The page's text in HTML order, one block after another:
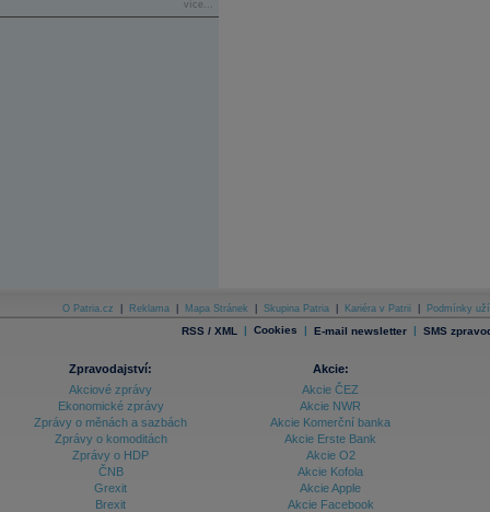
více...
O Patria.cz Reklama Mapa Stránek Skupina Patria Kariéra v Patrii Podmínky
RSS / XML | Cookies | E-mail newsletter | SMS
Zpravodajství:
Akciové zprávy
Ekonomické zprávy
Zprávy o měnách a sazbách
Zprávy o komoditách
Zprávy o HDP
ČNB
Grexit
Brexit
Akcie:
Akcie ČEZ
Akcie NWR
Akcie Komerční banka
Akcie Erste Bank
Akcie O2
Akcie Kofola
Akcie Apple
Akcie Facebook